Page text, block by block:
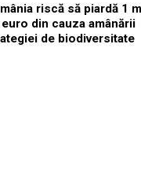
riscă să piardă 1
din cauza amânării
de biodiversitate